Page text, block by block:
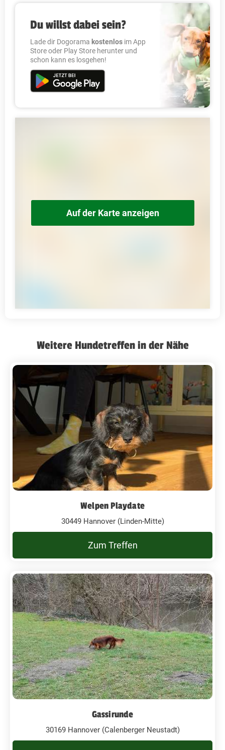
Du willst dabei sein?
Lade dir Dogorama kostenlos im App
Store oder Play Store herunter und
schon kann es losgehen!
Auf der Karte anzeigen
Weitere Hundetreffen in der Nähe
Welpen Playdate
30449 Hannover (Linden-Mitte)
Zum Treffen
Gassirunde
30169 Hannover (Calenberger Neustadt)